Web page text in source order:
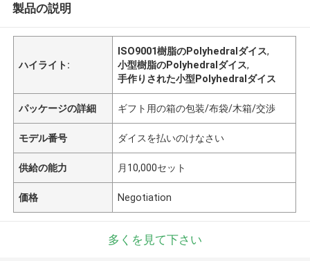
製品の説明
ハイライト:
ISO9001樹脂のPolyhedralダイス,
小型樹脂のPolyhedralダイス,
手作りされた小型Polyhedralダイス
パッケージの詳細 ギフト用の箱の包装/布袋/木箱/交渉
モデル番号 ダイスを払いのけなさい
供給の能力 月10,000セット
価格 Negotiation
多くを見て下さい